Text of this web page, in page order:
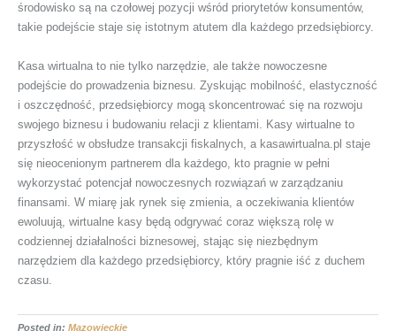
środowisko są na czołowej pozycji wśród priorytetów konsumentów,
takie podejście staje się istotnym atutem dla każdego przedsiębiorcy.
Kasa wirtualna to nie tylko narzędzie, ale także nowoczesne
podejście do prowadzenia biznesu. Zyskując mobilność, elastyczność
i oszczędność, przedsiębiorcy mogą skoncentrować się na rozwoju
swojego biznesu i budowaniu relacji z klientami. Kasy wirtualne to
przyszłość w obsłudze transakcji fiskalnych, a kasawirtualna.pl staje
się nieocenionym partnerem dla każdego, kto pragnie w pełni
wykorzystać potencjał nowoczesnych rozwiązań w zarządzaniu
finansami. W miarę jak rynek się zmienia, a oczekiwania klientów
ewoluują, wirtualne kasy będą odgrywać coraz większą rolę w
codziennej działalności biznesowej, stając się niezbędnym
narzędziem dla każdego przedsiębiorcy, który pragnie iść z duchem
czasu.
Posted in: Mazowieckie